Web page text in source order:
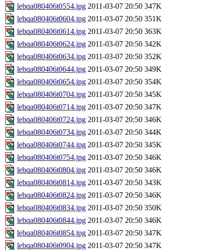
lebqa080406t0554.jpg 2011-03-07 20:50 347K
lebqa080406t0604.jpg 2011-03-07 20:50 351K
lebqa080406t0614.jpg 2011-03-07 20:50 363K
lebqa080406t0624.jpg 2011-03-07 20:50 342K
lebqa080406t0634.jpg 2011-03-07 20:50 352K
lebqa080406t0644.jpg 2011-03-07 20:50 349K
lebqa080406t0654.jpg 2011-03-07 20:50 354K
lebqa080406t0704.jpg 2011-03-07 20:50 345K
lebqa080406t0714.jpg 2011-03-07 20:50 347K
lebqa080406t0724.jpg 2011-03-07 20:50 346K
lebqa080406t0734.jpg 2011-03-07 20:50 344K
lebqa080406t0744.jpg 2011-03-07 20:50 345K
lebqa080406t0754.jpg 2011-03-07 20:50 346K
lebqa080406t0804.jpg 2011-03-07 20:50 346K
lebqa080406t0814.jpg 2011-03-07 20:50 343K
lebqa080406t0824.jpg 2011-03-07 20:50 346K
lebqa080406t0834.jpg 2011-03-07 20:50 350K
lebqa080406t0844.jpg 2011-03-07 20:50 346K
lebqa080406t0854.jpg 2011-03-07 20:50 347K
lebqa080406t0904.jpg 2011-03-07 20:50 347K